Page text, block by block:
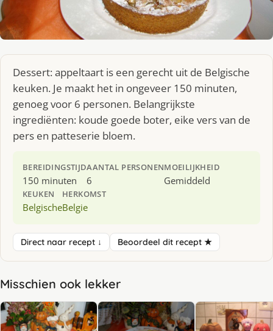
Dessert: appeltaart is een gerecht uit de Belgische
keuken. Je maakt het in ongeveer 150 minuten,
genoeg voor 6 personen. Belangrijkste
ingrediënten: koude goede boter, eike vers van de
pers en patteserie bloem.
BEREIDINGSTIJD
150 minuten
AANTAL PERSONEN
6
MOEILIJKHEID
Gemiddeld
KEUKEN
Belgische
HERKOMST
Belgie
Direct naar recept ↓ Beoordeel dit recept ★
Misschien ook lekker